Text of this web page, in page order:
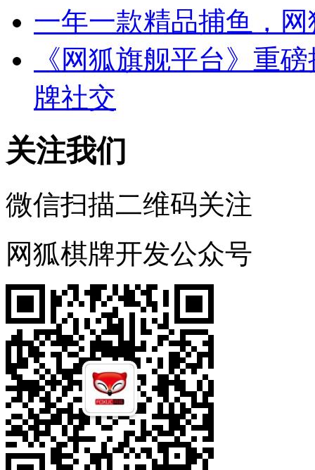
一年一款精品捕鱼，
《网狐旗舰平台》重
牌社交
关注我们
微信扫描二维码关注
网狐棋牌开发公众号